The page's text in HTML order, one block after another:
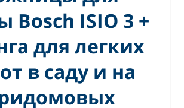
Bosch ISIO 3 +
для легких
в саду и на